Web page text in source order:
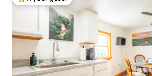
Najpopularniejsze z kategorii Wybór gości